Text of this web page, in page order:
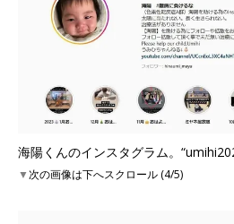
海陽くんのインスタグラム。
▼次の画像は下へスクロール (4/5)